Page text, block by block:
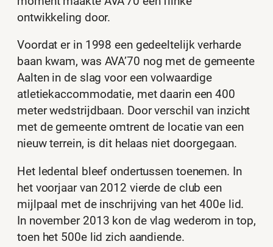
ontwikkeling door.
Voordat er in 1998 een gedeeltelijk verharde
baan kwam, was AVA’70 nog met de gemeente
Aalten in de slag voor een volwaardige
atletiekaccommodatie, met daarin een 400
meter wedstrijdbaan. Door verschil van inzicht
met de gemeente omtrent de locatie van een
nieuw terrein, is dit helaas niet doorgegaan.
Het ledental bleef ondertussen toenemen. In
het voorjaar van 2012 vierde de club een
mijlpaal met de inschrijving van het 400e lid.
In november 2013 kon de vlag wederom in top,
toen het 500e lid zich aandiende.